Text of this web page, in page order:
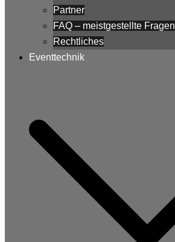
Partner
FAQ – meistgestellte Fragen
Rechtliches
Eventtechnik